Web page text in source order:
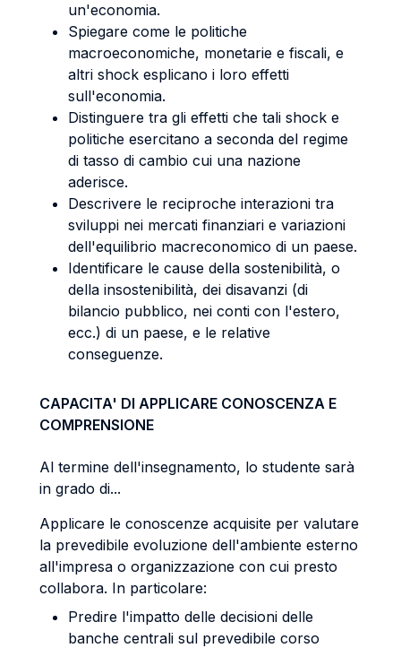
un'economia.
Spiegare come le politiche
macroeconomiche, monetarie e fiscali, e
altri shock esplicano i loro effetti
sull'economia.
Distinguere tra gli effetti che tali shock e
politiche esercitano a seconda del regime
di tasso di cambio cui una nazione
aderisce.
Descrivere le reciproche interazioni tra
sviluppi nei mercati finanziari e variazioni
dell'equilibrio macreconomico di un paese.
Identificare le cause della sostenibilità, o
della insostenibilità, dei disavanzi (di
bilancio pubblico, nei conti con l'estero,
ecc.) di un paese, e le relative
conseguenze.
CAPACITA' DI APPLICARE CONOSCENZA E
COMPRENSIONE
Al termine dell'insegnamento, lo studente sarà
in grado di...
Applicare le conoscenze acquisite per valutare
la prevedibile evoluzione dell'ambiente esterno
all'impresa o organizzazione con cui presto
collabora. In particolare:
Predire l'impatto delle decisioni delle
banche centrali sul prevedibile corso